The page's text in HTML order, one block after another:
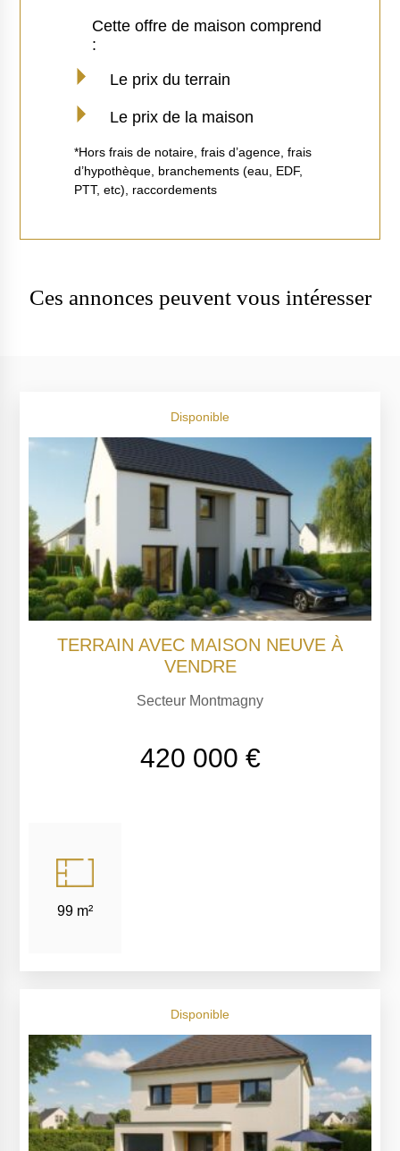
Cette offre de maison comprend
:
Le prix du terrain
Le prix de la maison
*Hors frais de notaire, frais d’agence, frais
d’hypothèque, branchements (eau, EDF,
PTT, etc), raccordements
Ces annonces peuvent vous intéresser
Disponible
TERRAIN AVEC MAISON NEUVE À
VENDRE
Secteur Montmagny
420 000 €
99 m²
Disponible